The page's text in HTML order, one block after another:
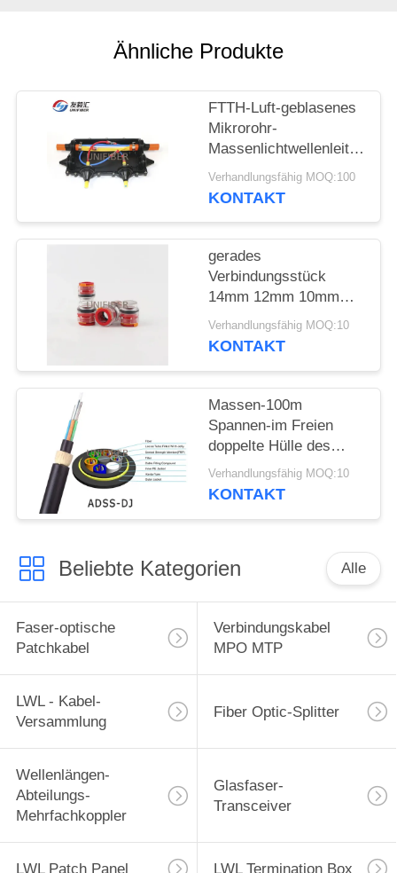
SITEMAP
PRIVACY
Ähnliche Produkte
FTTH-Luft-geblasenes
Mikrorohr-
Massenlichtwellenleiter-
Verteilungs-Schließung
Verhandlungsfähig MOQ:100
KONTAKT
gerades
Verbindungsstück
14mm 12mm 10mm
HDPE Microduct mit
Clipn
Verhandlungsfähig MOQ:10
KONTAKT
Massen-100m
Spannen-im Freien
doppelte Hülle des
ADSS-Einmodenfaser-
optischen Kabels
Verhandlungsfähig MOQ:10
KONTAKT
Beliebte Kategorien Alle
Faser-optische
Patchkabel
Verbindungskabel
MPO MTP
LWL - Kabel-
Versammlung
Fiber Optic-Splitter
Wellenlängen-
Abteilungs-
Mehrfachkoppler
Glasfaser-
Transceiver
LWL Patch Panel LWL Termination Box